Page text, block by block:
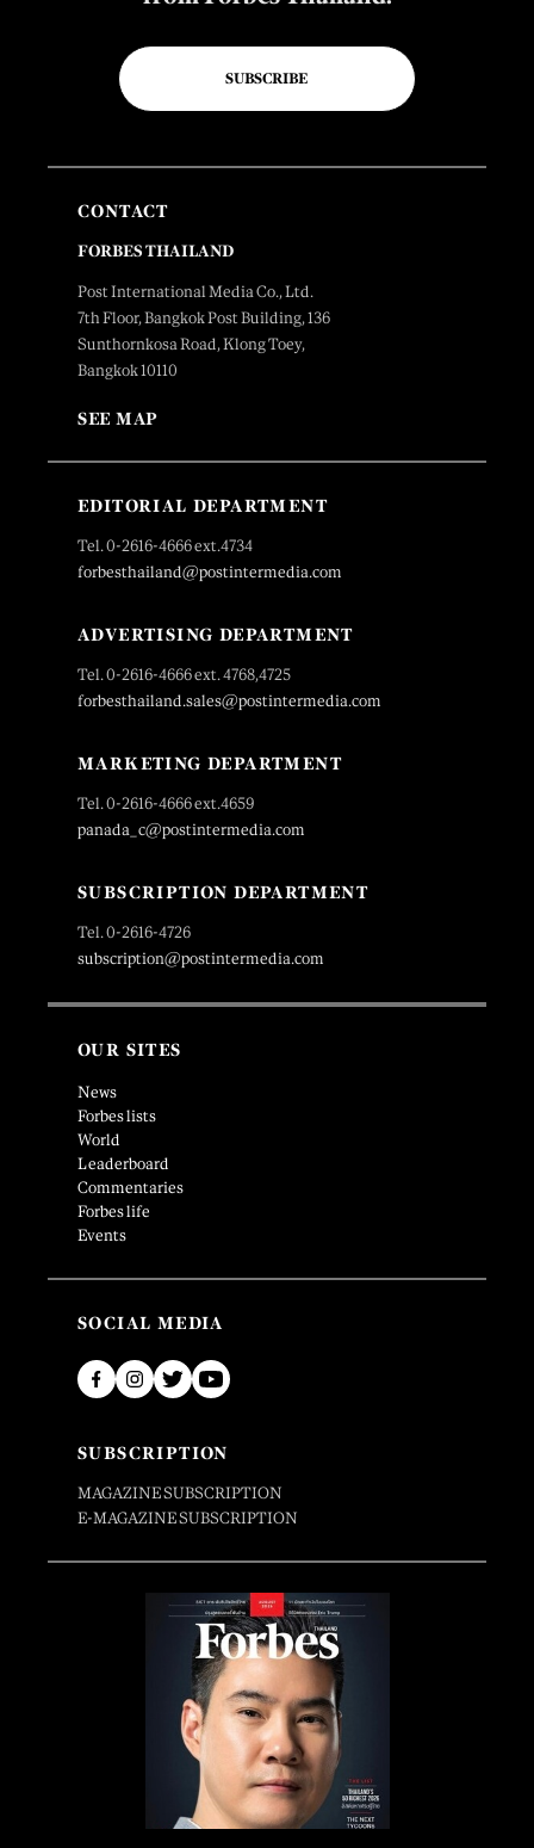
SUBSCRIBE
CONTACT
FORBES THAILAND
Post International Media Co., Ltd.
7th Floor, Bangkok Post Building, 136
Sunthornkosa Road, Klong Toey,
Bangkok 10110
SEE MAP
EDITORIAL DEPARTMENT
Tel. 0-2616-4666 ext.4734
forbesthailand@postintermedia.com
ADVERTISING DEPARTMENT
Tel. 0-2616-4666 ext. 4768,4725
forbesthailand.sales@postintermedia.com
MARKETING DEPARTMENT
Tel. 0-2616-4666 ext.4659
panada_c@postintermedia.com
SUBSCRIPTION DEPARTMENT
Tel. 0-2616-4726
subscription@postintermedia.com
OUR SITES
News
Forbes lists
World
Leaderboard
Commentaries
Forbes life
Events
SOCIAL MEDIA
SUBSCRIPTION
MAGAZINE SUBSCRIPTION
E-MAGAZINE SUBSCRIPTION